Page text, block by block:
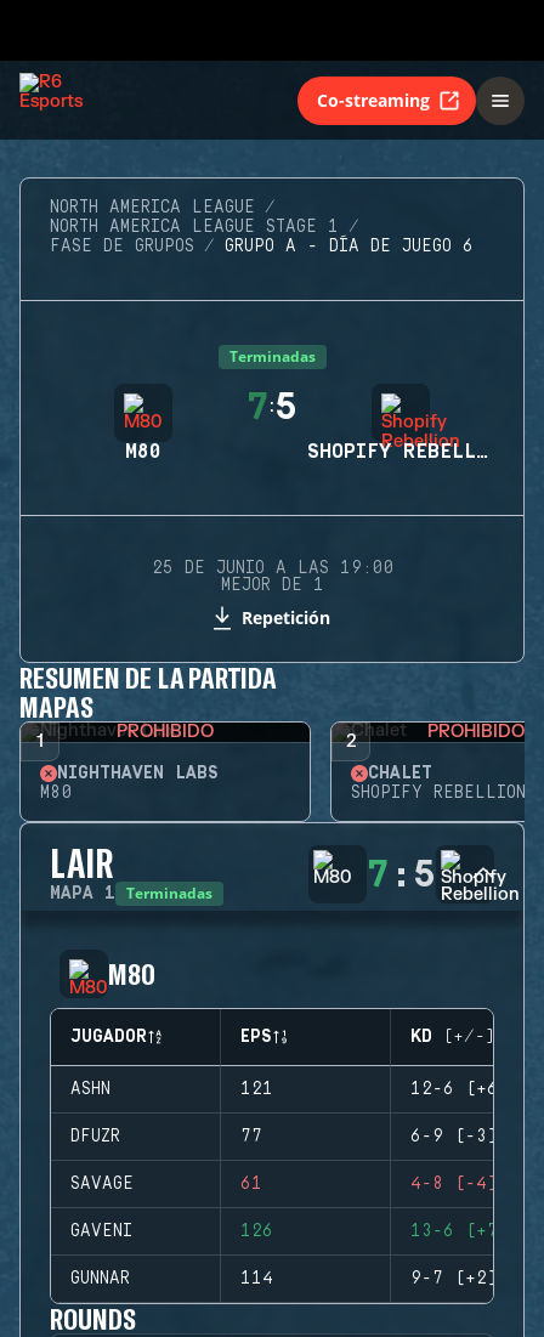
Co-streaming
NORTH AMERICA LEAGUE
NORTH AMERICA LEAGUE STAGE 1
FASE DE GRUPOS
GRUPO A - DÍA DE JUEGO 6
Terminadas
M80
7:5
SHOPIFY REBELLION
25 DE JUNIO A LAS 19:00
MEJOR DE 1
Repetición
RESUMEN DE LA PARTIDA
MAPAS
1 PROHIBIDO
NIGHTHAVEN LABS
M80
2 PROHIBIDO
CHALET
SHOPIFY REBELLION
LAIR
MAPA 1 Terminadas 7 : 5
M80
JUGADOR EPS KD (+/-)
ASHN 121 12-6 (+6)
DFUZR 77 6-9 (-3)
SAVAGE 61 4-8 (-4)
GAVENI 126 13-6 (+7)
GUNNAR 114 9-7 (+2)
ROUNDS